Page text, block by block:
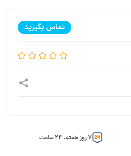
تماس بگیرید
7 روز هفته، 24 ساعت